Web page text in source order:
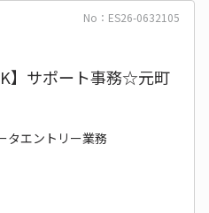
No：ES26-0632105
】サポート事務☆元町
タエントリー業務